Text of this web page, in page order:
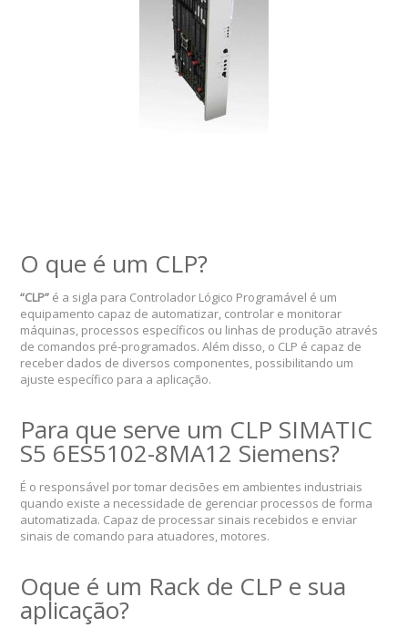
O que é um CLP?
“CLP” é a sigla para Controlador Lógico Programável é um
equipamento capaz de automatizar, controlar e monitorar
máquinas, processos específicos ou linhas de produção através
de comandos pré-programados. Além disso, o CLP é capaz de
receber dados de diversos componentes, possibilitando um
ajuste específico para a aplicação.
Para que serve um CLP SIMATIC
S5 6ES5102-8MA12 Siemens?
É o responsável por tomar decisões em ambientes industriais
quando existe a necessidade de gerenciar processos de forma
automatizada. Capaz de processar sinais recebidos e enviar
sinais de comando para atuadores, motores.
Oque é um Rack de CLP e sua
aplicação?